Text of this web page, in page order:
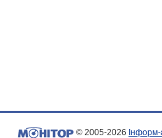
© 2005-2026 Інформ-